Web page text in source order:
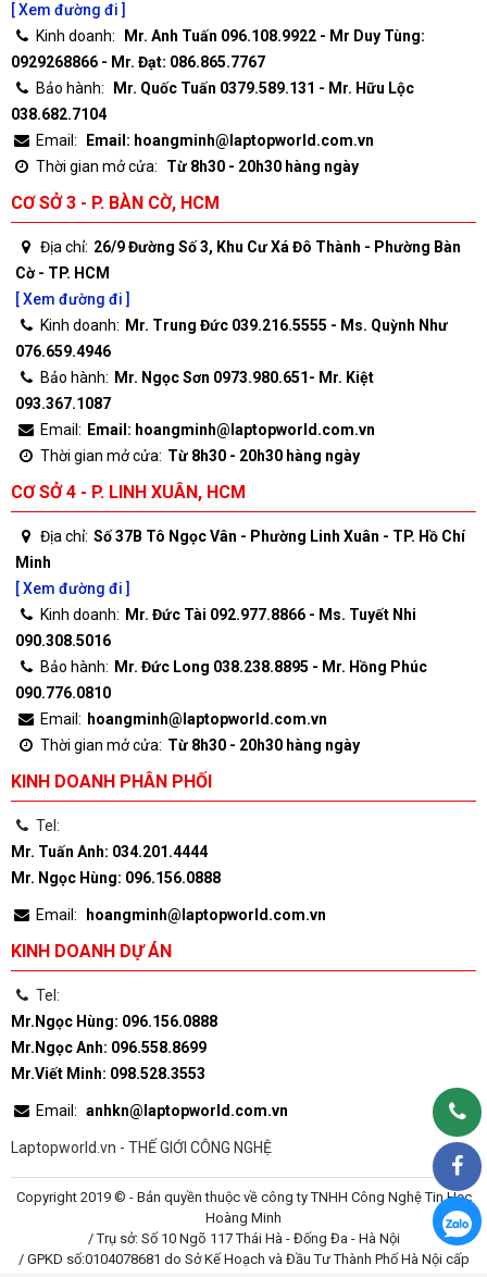
[ Xem đường đi ]
Kinh doanh:
Mr. Anh Tuấn 096.108.9922 - Mr Duy Tùng:
0929268866 - Mr. Đạt: 086.865.7767
Bảo hành:
Mr. Quốc Tuấn 0379.589.131 - Mr. Hữu Lộc
038.682.7104
Email:
Email: hoangminh@laptopworld.com.vn
Thời gian mở cửa:
Từ 8h30 - 20h30 hàng ngày
CƠ SỞ 3 - P. BÀN CỜ, HCM
Địa chỉ: 26/9 Đường Số 3, Khu Cư Xá Đô Thành - Phường Bàn
Cờ - TP. HCM
[ Xem đường đi ]
Kinh doanh: Mr. Trung Đức 039.216.5555 - Ms. Quỳnh Như
076.659.4946
Bảo hành: Mr. Ngọc Sơn 0973.980.651- Mr. Kiệt
093.367.1087
Email: Email: hoangminh@laptopworld.com.vn
Thời gian mở cửa: Từ 8h30 - 20h30 hàng ngày
CƠ SỞ 4 - P. LINH XUÂN, HCM
Địa chỉ: Số 37B Tô Ngọc Vân - Phường Linh Xuân - TP. Hồ Chí
Minh
[ Xem đường đi ]
Kinh doanh: Mr. Đức Tài 092.977.8866 - Ms. Tuyết Nhi
090.308.5016
Bảo hành: Mr. Đức Long 038.238.8895 - Mr. Hồng Phúc
090.776.0810
Email: hoangminh@laptopworld.com.vn
Thời gian mở cửa: Từ 8h30 - 20h30 hàng ngày
KINH DOANH PHÂN PHỐI
Tel:
Mr. Tuấn Anh: 034.201.4444
Mr. Ngọc Hùng: 096.156.0888
Email: hoangminh@laptopworld.com.vn
KINH DOANH DỰ ÁN
Tel:
Mr.Ngọc Hùng: 096.156.0888
Mr.Ngọc Anh: 096.558.8699
Mr.Viết Minh: 098.528.3553
Email: anhkn@laptopworld.com.vn
Laptopworld.vn - THẾ GIỚI CÔNG NGHỆ
Copyright 2019 © - Bản quyền thuộc về công ty TNHH Công Nghệ Tin Học
Hoàng Minh
/ Trụ sở: Số 10 Ngõ 117 Thái Hà - Đống Đa - Hà Nội
/ GPKD số:0104078681 do Sở Kế Hoạch và Đầu Tư Thành Phố Hà Nội cấp